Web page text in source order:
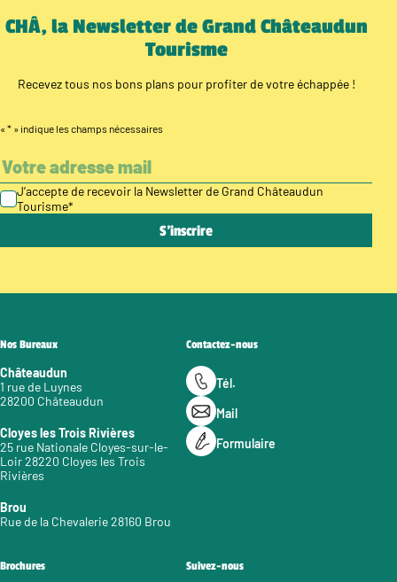
CHÂ, la Newsletter de Grand Châteaudun
Tourisme
Recevez tous nos bons plans pour profiter de votre échappée !
« * » indique les champs nécessaires
J’accepte de recevoir la Newsletter de Grand Châteaudun
Tourisme*
Nos Bureaux
Châteaudun
1 rue de Luynes
28200 Châteaudun
Cloyes les Trois Rivières
25 rue Nationale Cloyes-sur-le-
Loir 28220 Cloyes les Trois
Rivières
Brou
Rue de la Chevalerie 28160 Brou
Contactez-nous
Tél.
Mail
Formulaire
Brochures Suivez-nous